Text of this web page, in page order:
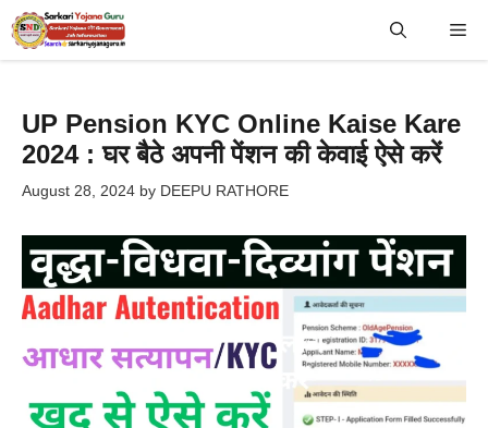
Skip
to
UP Pension KYC Online Kaise Kare
2024 : घर बैठे अपनी पेंशन की केवाई ऐसे करें
August 28, 2024 by DEEPU RATHORE